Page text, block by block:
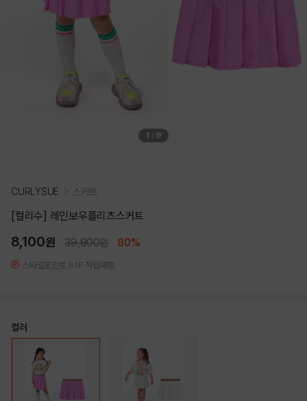
1 / 9
CURLYSUE 스커트
[컬리수] 레인보우플리츠스커트
8,100원 39,900원 80%
스타일포인트 81P 적립예정
컬러